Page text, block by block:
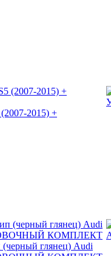
2015) +
глянец) Audi